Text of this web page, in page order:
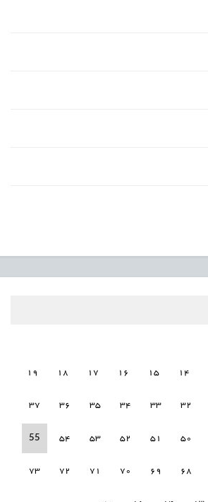
14
15
16
17
18
19
32
33
34
35
36
37
50
51
52
53
54
55
68
69
70
71
72
73